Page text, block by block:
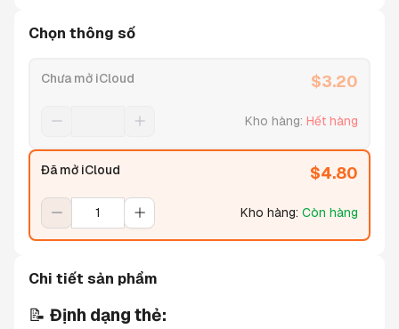
Chọn thông số
Chưa mở iCloud $3.20
Kho hàng: Hết hàng
Đã mở iCloud $4.80
Kho hàng: Còn hàng
Chi tiết sản phẩm
📝 Định dạng thẻ: